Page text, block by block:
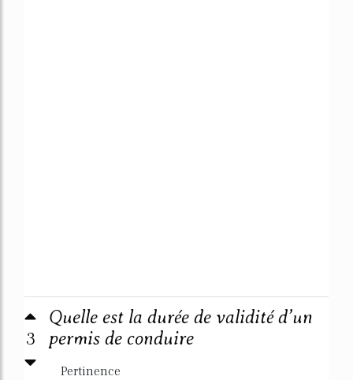
3
Quelle est la durée de validité d’un
permis de conduire
Pertinence